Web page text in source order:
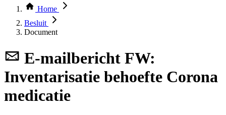
Thema COVID-19
Bekijk per bestuursorgaan
Home
Besluit
Document
E-mailbericht FW:
Inventarisatie behoefte Corona
medicatie